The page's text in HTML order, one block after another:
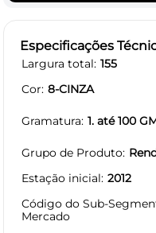
Especificações
Largura total 155
Cor 8-CINZA
Gramatura 1. até 100
Grupo de Produto
Estação inicial 2012
Código do Sub-
Mercado